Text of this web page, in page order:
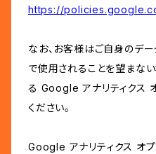
https://
なお、お客様はご自身のデ
で使用されることを望まな
る Google アナリティクス
ください。
Google アナリティクス オプ